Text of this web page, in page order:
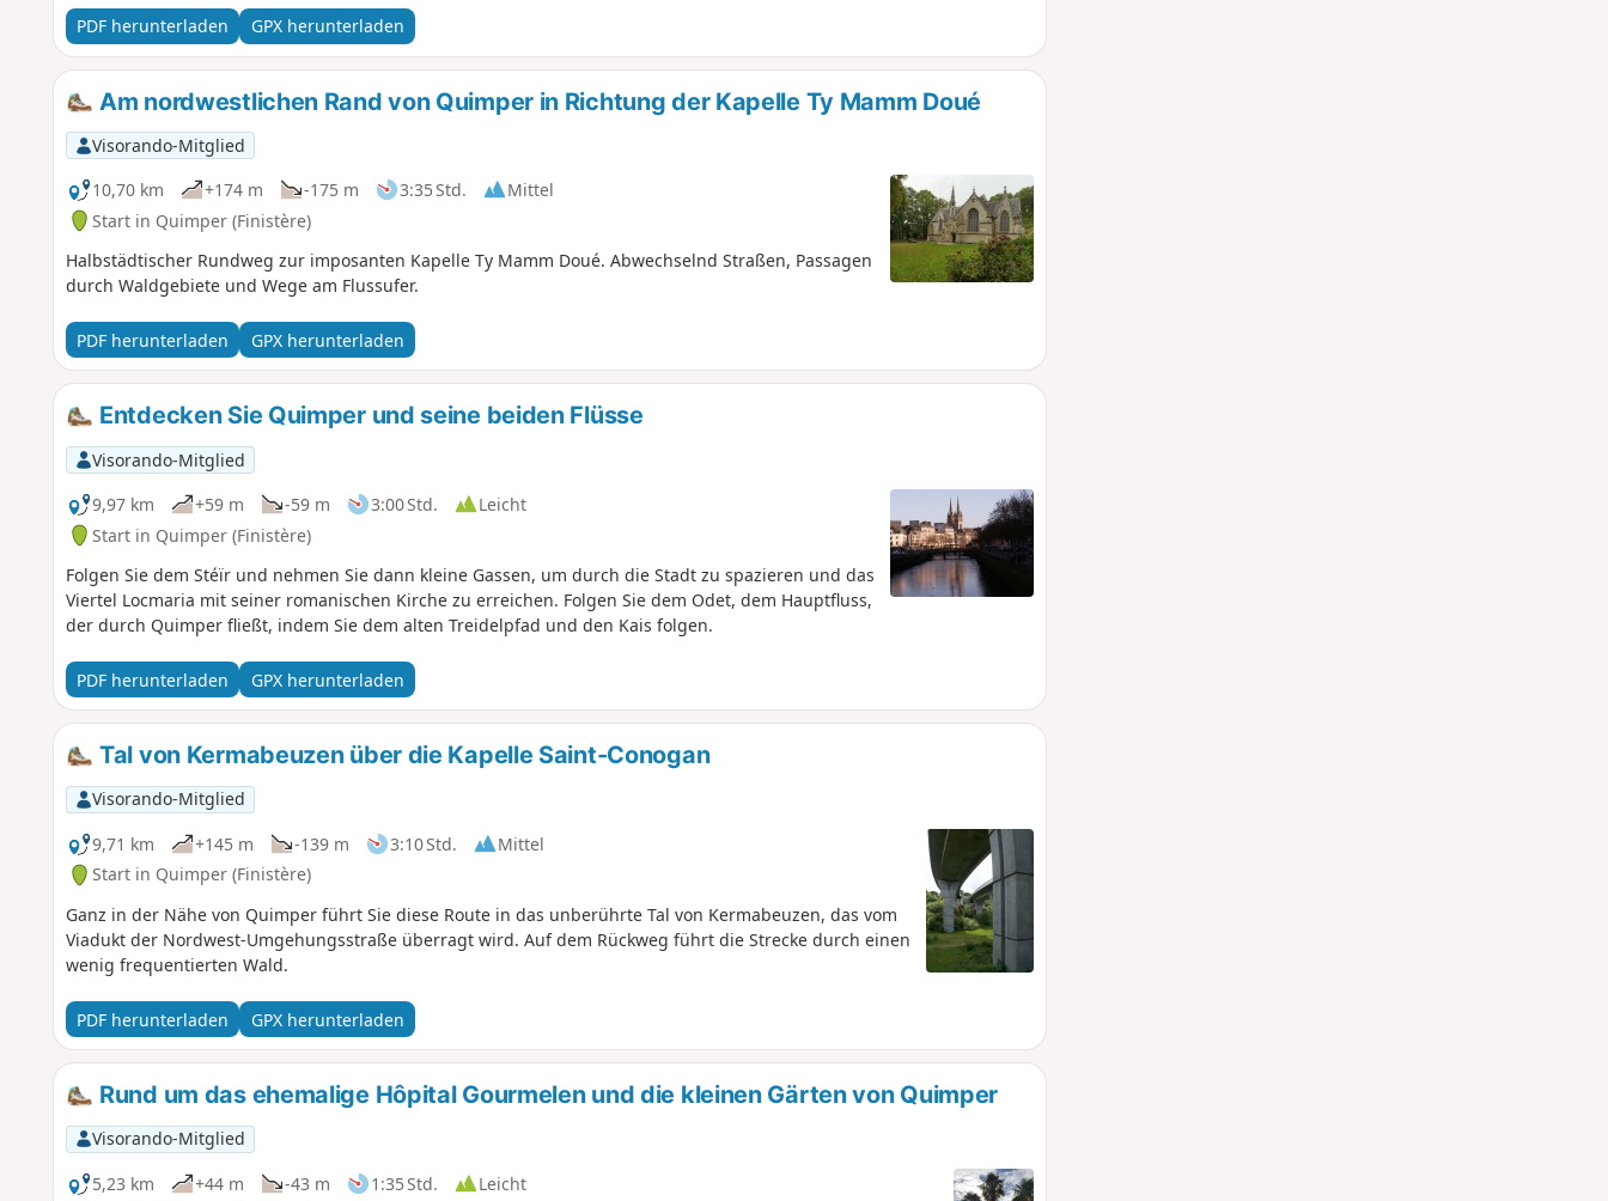
PDF herunterladen GPX herunterladen
Am nordwestlichen Rand von Quimper in Richtung der Kapelle Ty Mamm Doué
Visorando-Mitglied
10,70 km
+174 m -175 m 3:35 Std.
Mittel
Start in Quimper (Finistère)
Halbstädtischer Rundweg zur imposanten Kapelle Ty Mamm Doué. Abwechselnd Straßen, Passagen
durch Waldgebiete und Wege am Flussufer.
PDF herunterladen GPX herunterladen
Entdecken Sie Quimper und seine beiden Flüsse
Visorando-Mitglied
9,97 km
+59 m -59 m 3:00 Std.
Leicht
Start in Quimper (Finistère)
Folgen Sie dem Stéïr und nehmen Sie dann kleine Gassen, um durch die Stadt zu spazieren und das
Viertel Locmaria mit seiner romanischen Kirche zu erreichen. Folgen Sie dem Odet, dem Hauptfluss,
der durch Quimper fließt, indem Sie dem alten Treidelpfad und den Kais folgen.
PDF herunterladen GPX herunterladen
Tal von Kermabeuzen über die Kapelle Saint-Conogan
Visorando-Mitglied
9,71 km
+145 m -139 m 3:10 Std.
Mittel
Start in Quimper (Finistère)
Ganz in der Nähe von Quimper führt Sie diese Route in das unberührte Tal von Kermabeuzen, das vom
Viadukt der Nordwest-Umgehungsstraße überragt wird. Auf dem Rückweg führt die Strecke durch einen
wenig frequentierten Wald.
PDF herunterladen GPX herunterladen
Rund um das ehemalige Hôpital Gourmelen und die kleinen Gärten von Quimper
Visorando-Mitglied
5,23 km
+44 m -43 m 1:35 Std.
Leicht